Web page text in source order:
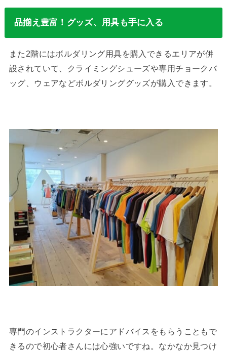
品揃え豊富！グッズ、用具も手に入る
また2階にはボルダリング用具を購入できるエリアが併
設されていて、クライミングシューズや専用チョークバ
ッグ、ウェアなどボルダリンググッズが購入できます。
専門のインストラクターにアドバイスをもらうこともで
きるので初心者さんには心強いですね。なかなか見つけ